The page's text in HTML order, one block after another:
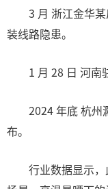
3 月 浙江金华
装线路隐患。
1 月 28 日 河南
2024 年底 杭州
布。
行业数据显示